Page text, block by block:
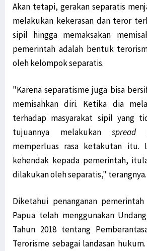
Akan tetapi, gerakan separatis
melakukan kekerasan dan teror
sipil hingga memaksakan
pemerintah adalah bentuk
oleh kelompok separatis.
"Karena separatisme juga bisa
memisahkan diri. Ketika dia
terhadap masyarakat sipil yang
tujuannya melakukan
memperluas rasa ketakutan itu.
kehendak kepada pemerintah,
dilakukan oleh separatis," terangnya.
Diketahui penanganan
Papua telah menggunakan
Tahun 2018 tentang
Terorisme sebagai landasan